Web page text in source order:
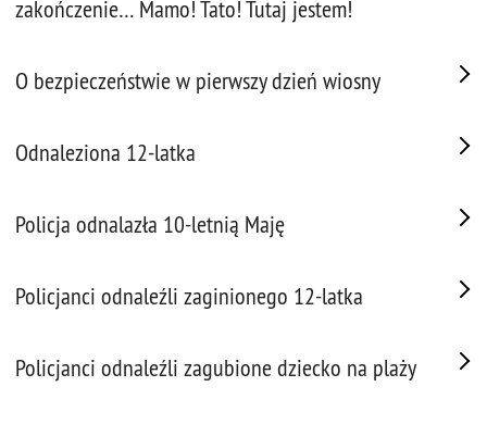
zakończenie… Mamo! Tato! Tutaj jestem!
O bezpieczeństwie w pierwszy dzień wiosny
Odnaleziona 12-latka
Policja odnalazła 10-letnią Maję
Policjanci odnaleźli zaginionego 12-latka
Policjanci odnaleźli zagubione dziecko na plaży